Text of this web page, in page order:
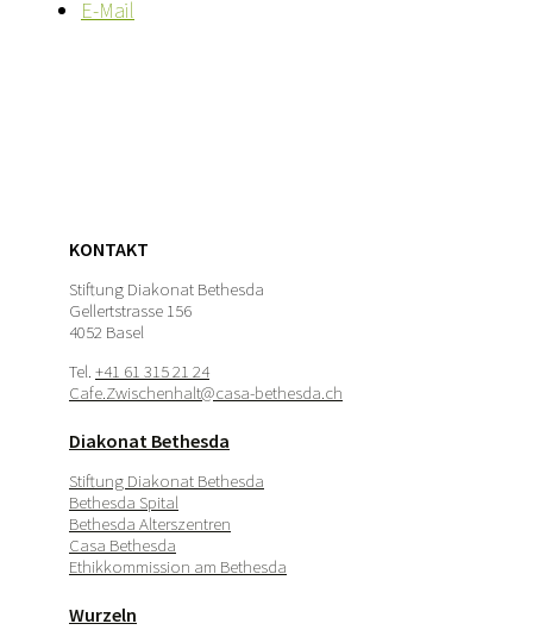
E-Mail
KONTAKT
Stiftung Diakonat Bethesda
Gellertstrasse 156
4052 Basel
Tel. +41 61 315 21 24
Cafe.Zwischenhalt@casa-bethesda.ch
Diakonat Bethesda
Stiftung Diakonat Bethesda
Bethesda Spital
Bethesda Alterszentren
Casa Bethesda
Ethikkommission am Bethesda
Wurzeln